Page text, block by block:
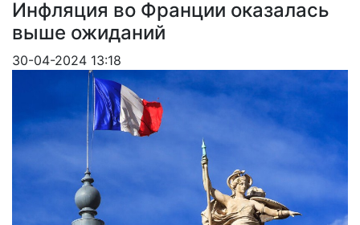
Инфляция во Франции оказалась
выше ожиданий
30-04-2024 13:18